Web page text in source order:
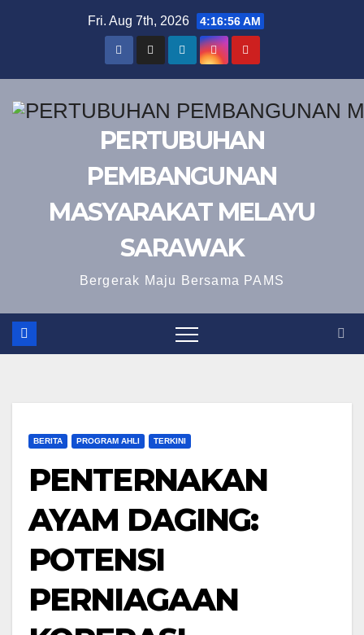
Fri. Aug 7th, 2026 4:16:56 AM
PERTUBUHAN
PEMBANGUNAN
MASYARAKAT MELAYU
SARAWAK
Bergerak Maju Bersama PAMS
BERITA PROGRAM AHLI TERKINI
PENTERNAKAN
AYAM DAGING:
POTENSI
PERNIAGAAN